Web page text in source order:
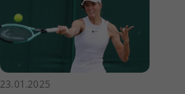
23.01.2025